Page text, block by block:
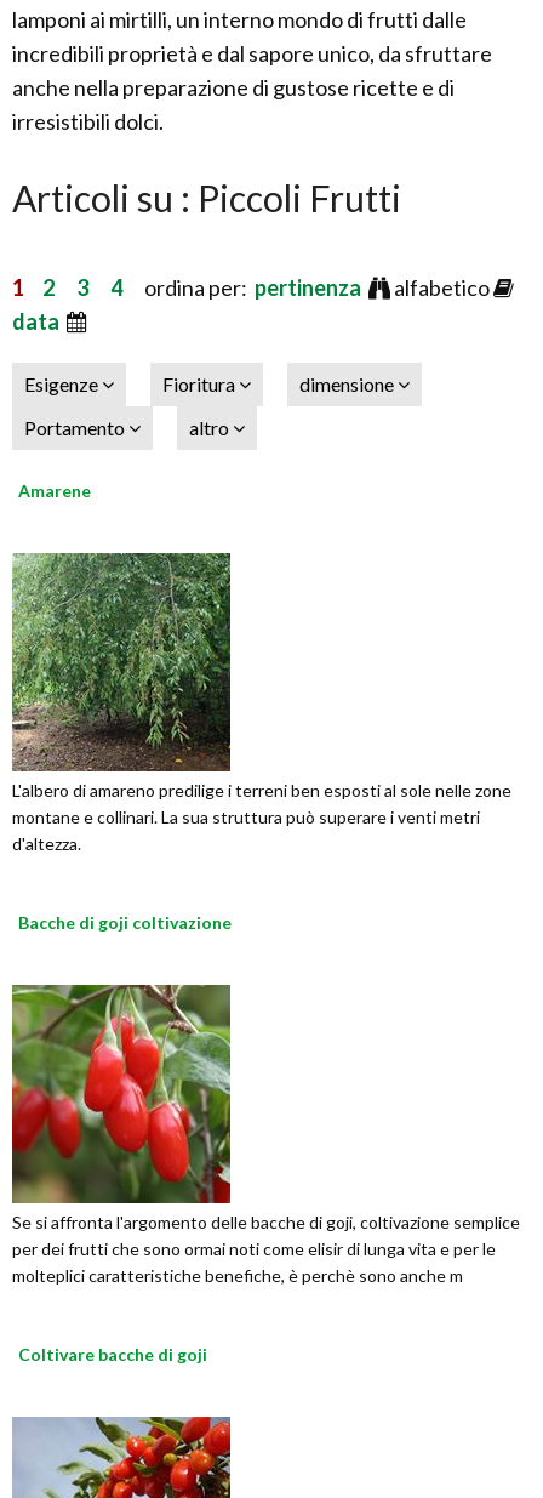
lamponi ai mirtilli, un interno mondo di frutti dalle
incredibili proprietà e dal sapore unico, da sfruttare
anche nella preparazione di gustose ricette e di
irresistibili dolci.
Articoli su : Piccoli Frutti
1 2 3 4ordina per: pertinenza
alfabetico
data
Esigenze Fioritura
dimensione
Portamento
altro
Amarene
L'albero di amareno predilige i terreni ben esposti al sole nelle zone
montane e collinari. La sua struttura può superare i venti metri
d'altezza.
Bacche di goji coltivazione
Se si affronta l'argomento delle bacche di goji, coltivazione semplice
per dei frutti che sono ormai noti come elisir di lunga vita e per le
molteplici caratteristiche benefiche, è perchè sono anche m
Coltivare bacche di goji